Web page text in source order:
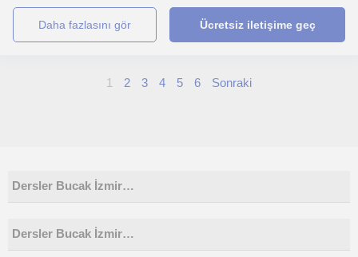
daha fazlasını gör Ücretsiz iletişime geç
1 2 3 4 5 6 Sonraki
Dersler Bucak İzmir…
Dersler Bucak İzmir…